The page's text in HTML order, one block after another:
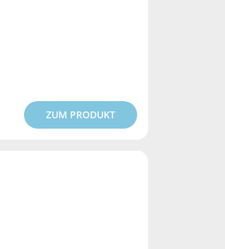
ZUM PRODUKT